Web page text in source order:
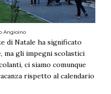
Angioino
di Natale ha significato
gli impegni scolastici
ci siamo comunque
rispetto al calendario